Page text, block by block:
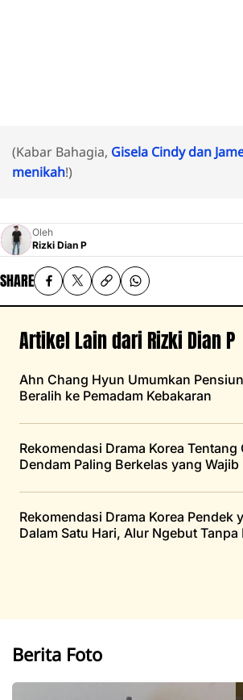
(Kabar Bahagia, Gisela Cindy dan
menikah!)
Oleh
Rizki Dian P
SHARE
Artikel Lain dari Rizki Dian P
Ahn Chang Hyun Umumkan
Beralih ke Pemadam Kebakaran
Rekomendasi Drama Korea Tentang
Dendam Paling Berkelas yang
Rekomendasi Drama Korea Pendek
Dalam Satu Hari, Alur Ngebut Tanpa
Berita Foto